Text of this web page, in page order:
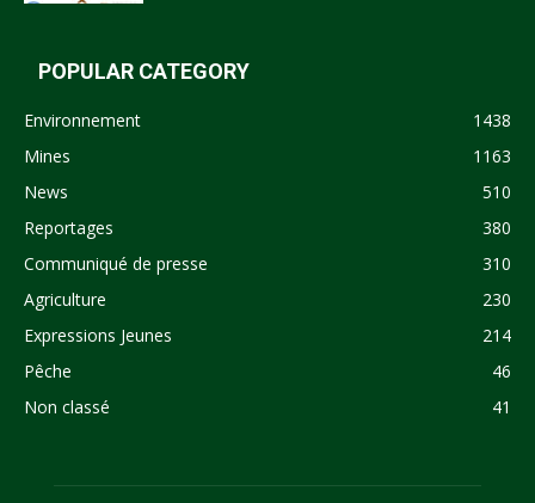
POPULAR CATEGORY
Environnement
1438
Mines
1163
News
510
Reportages
380
Communiqué de presse
310
Agriculture
230
Expressions Jeunes
214
Pêche
46
Non classé
41